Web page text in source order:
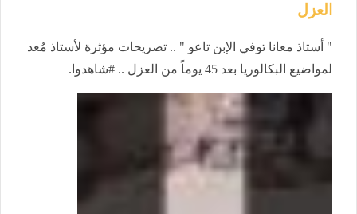
العزل
" أستاذ معانا توفي الإبن تاعو " .. تصريحات مؤثرة لأستاذ مُعد
لمواضيع البكالوريا بعد 45 يوماً من العزل .. #شاهدوا.